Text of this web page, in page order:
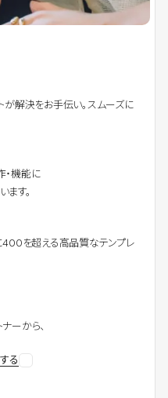
が解決をお手伝い。スムーズに
・機能に
す。
400を超える高品質なテンプレ
ーから、
る